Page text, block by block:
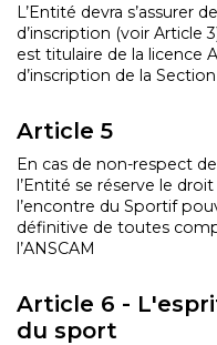
L’Entité devra s’assurer
d’inscription (voir Article
est titulaire de la licence
d’inscription de la
Article 5
En cas de non-respect
l’Entité se réserve le
l’encontre du Sportif
définitive de toutes
l’ANSCAM
Article 6 -
du sport